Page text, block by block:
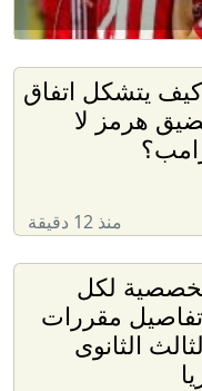
يتشكل اتفاق
هرمز لا
منذ 12 دقيقة
تخصصية لكل
مقررات
الثانوى